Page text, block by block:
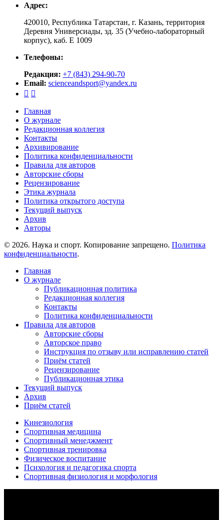
Адрес:
420010, Республика Татарстан, г. Казань, территория
Деревня Универсиады, зд. 35 (Учебно-лабораторный
корпус), каб. Е 1009
Телефоны:
Редакция: +7 (843) 294-90-70
Email: scienceandsport@yandex.ru
 
Главная
О журнале
Редакционная коллегия
Контакты
Архивирование
Политика конфиденциальности
Правила для авторов
Авторские сборы
Рецензирование
Этика журнала
Политика открытого доступа
Текущий выпуск
Архив
Авторы
© 2026. Наука и спорт. Копирование запрещено. Политика
конфиденциальности.
Главная
О журнале
Публикационная политика
Редакционная коллегия
Контакты
Политика конфиденциальности
Правила для авторов
Авторские сборы
Авторское право
Инструкция по отзыву или исправлению статей
Приём статей
Рецензирование
Публикационная этика
Текущий выпуск
Архив
Приём статей
Кинезиология
Спортивная медицина
Спортивный менеджмент
Спортивная тренировка
Физическое воспитание
Психология и педагогика спорта
Спортивная физиология и морфология